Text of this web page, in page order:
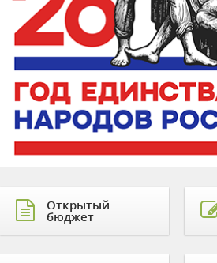
Открытый
бюджет